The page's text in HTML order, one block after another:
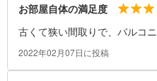
お部屋自体の満足度
古くて狭い間取りで、バルコ
す。
2022年02月07日に投稿